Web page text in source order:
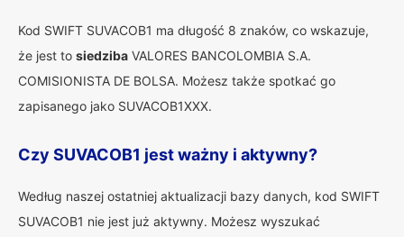
Kod SWIFT SUVACOB1 ma długość 8 znaków, co wskazuje,
że jest to siedziba VALORES BANCOLOMBIA S.A.
COMISIONISTA DE BOLSA. Możesz także spotkać go
zapisanego jako SUVACOB1XXX.
Czy SUVACOB1 jest ważny i aktywny?
Według naszej ostatniej aktualizacji bazy danych, kod SWIFT
SUVACOB1 nie jest już aktywny. Możesz wyszukać